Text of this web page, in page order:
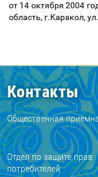
от 14 октября 2004
область, г.Каракол,
Контакты
Общественная
Отдел по защите прав
потребителей